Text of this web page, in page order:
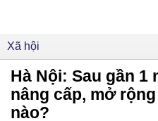
Xã hội
Hà Nội: Sau gần 1
nâng cấp, mở
nào?